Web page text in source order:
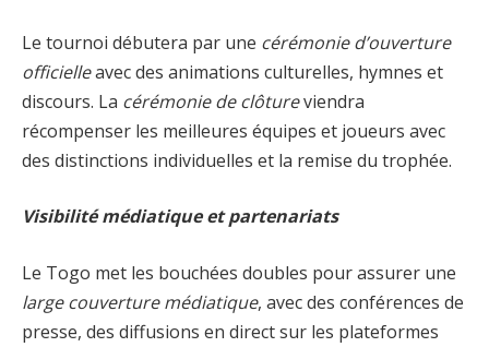
Le tournoi débutera par une cérémonie d’ouverture
officielleavec des animations culturelles, hymnes et
discours. La cérémonie de clôtureviendra
récompenser les meilleures équipes et joueurs avec
des distinctions individuelles et la remise du trophée.
Visibilité médiatique et partenariats
Le Togo met les bouchées doubles pour assurer une
large couverture médiatique, avec des conférences de
presse, des diffusions en direct sur les plateformes